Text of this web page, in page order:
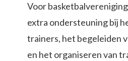
Voor
extra ondersteuning bij
trainers, het begeleiden
en het organiseren van